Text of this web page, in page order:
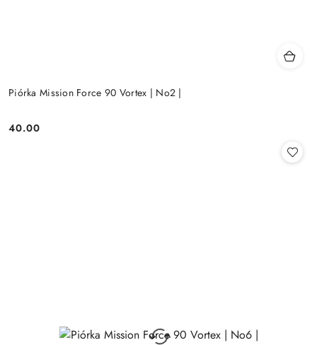
Piórka Mission Force 90 Vortex | No2 |
Cena:
40.00